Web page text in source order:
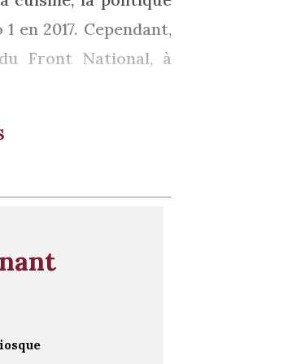
en 2017. Cependant,
Front National, à